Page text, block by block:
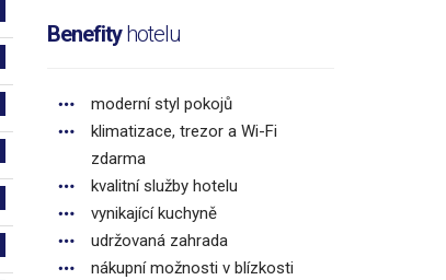
Benefityhotelu
moderní styl pokojů
klimatizace, trezor a Wi-Fi
zdarma
kvalitní služby hotelu
vynikající kuchyně
udržovaná zahrada
nákupní možnosti v blízkosti